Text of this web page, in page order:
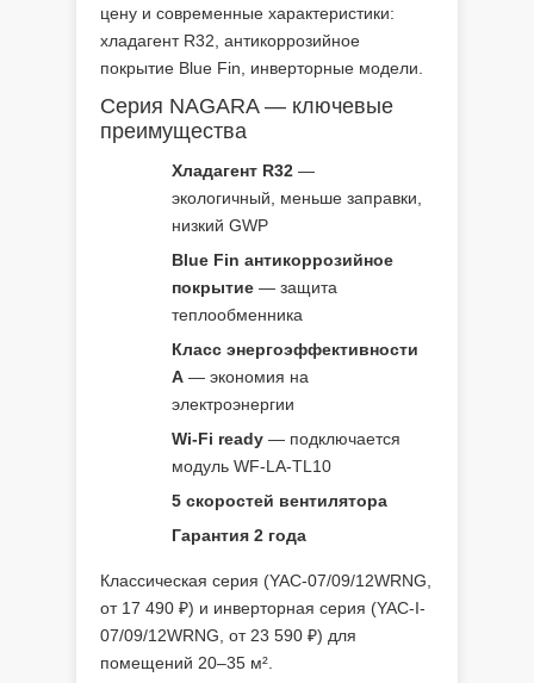
цену и современные характеристики:
хладагент R32, антикоррозийное
покрытие Blue Fin, инверторные модели.
Серия NAGARA — ключевые
преимущества
Хладагент R32 —
экологичный, меньше заправки,
низкий GWP
Blue Fin антикоррозийное
покрытие — защита
теплообменника
Класс энергоэффективности
A — экономия на
электроэнергии
Wi-Fi ready — подключается
модуль WF-LA-TL10
5 скоростей вентилятора
Гарантия 2 года
Классическая серия (YAC-07/09/12WRNG,
от 17 490 ₽) и инверторная серия (YAC-I-
07/09/12WRNG, от 23 590 ₽) для
помещений 20–35 м².